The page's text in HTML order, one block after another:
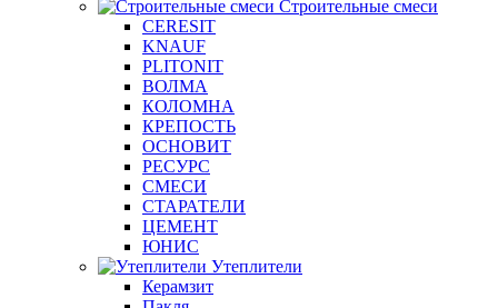
Строительные смеси
CERESIT
KNAUF
PLITONIT
ВОЛМА
КОЛОМНА
КРЕПОСТЬ
ОСНОВИТ
РЕСУРС
СМЕСИ
СТАРАТЕЛИ
ЦЕМЕНТ
ЮНИС
Утеплители
Керамзит